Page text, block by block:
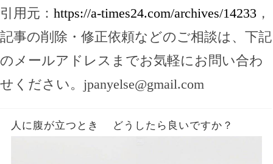
引用元： https://a-times24.com/archives/14233 ，
記事の削除・修正依頼などのご相談は、下記
のメールアドレスまでお気軽にお問い合わ
せください。 jpanyelse@gmail.com
人に腹が立つとき どうしたら良いですか？